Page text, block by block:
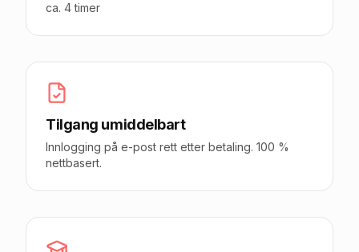
ca. 4 timer
Tilgang umiddelbart
Innlogging på e-post rett etter betaling. 100 %
nettbasert.